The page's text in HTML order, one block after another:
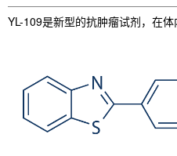
YL-109是新型的抗肿瘤试剂，在